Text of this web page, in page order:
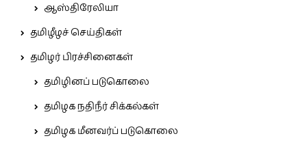
ஆஸ்திரேலியா
தமிழீழச் செய்திகள்
தமிழர் பிரச்சினைகள்
தமிழினப் படுகொலை
தமிழக நதிநீர் சிக்கல்கள்
தமிழக மீனவர்ப் படுகொலை